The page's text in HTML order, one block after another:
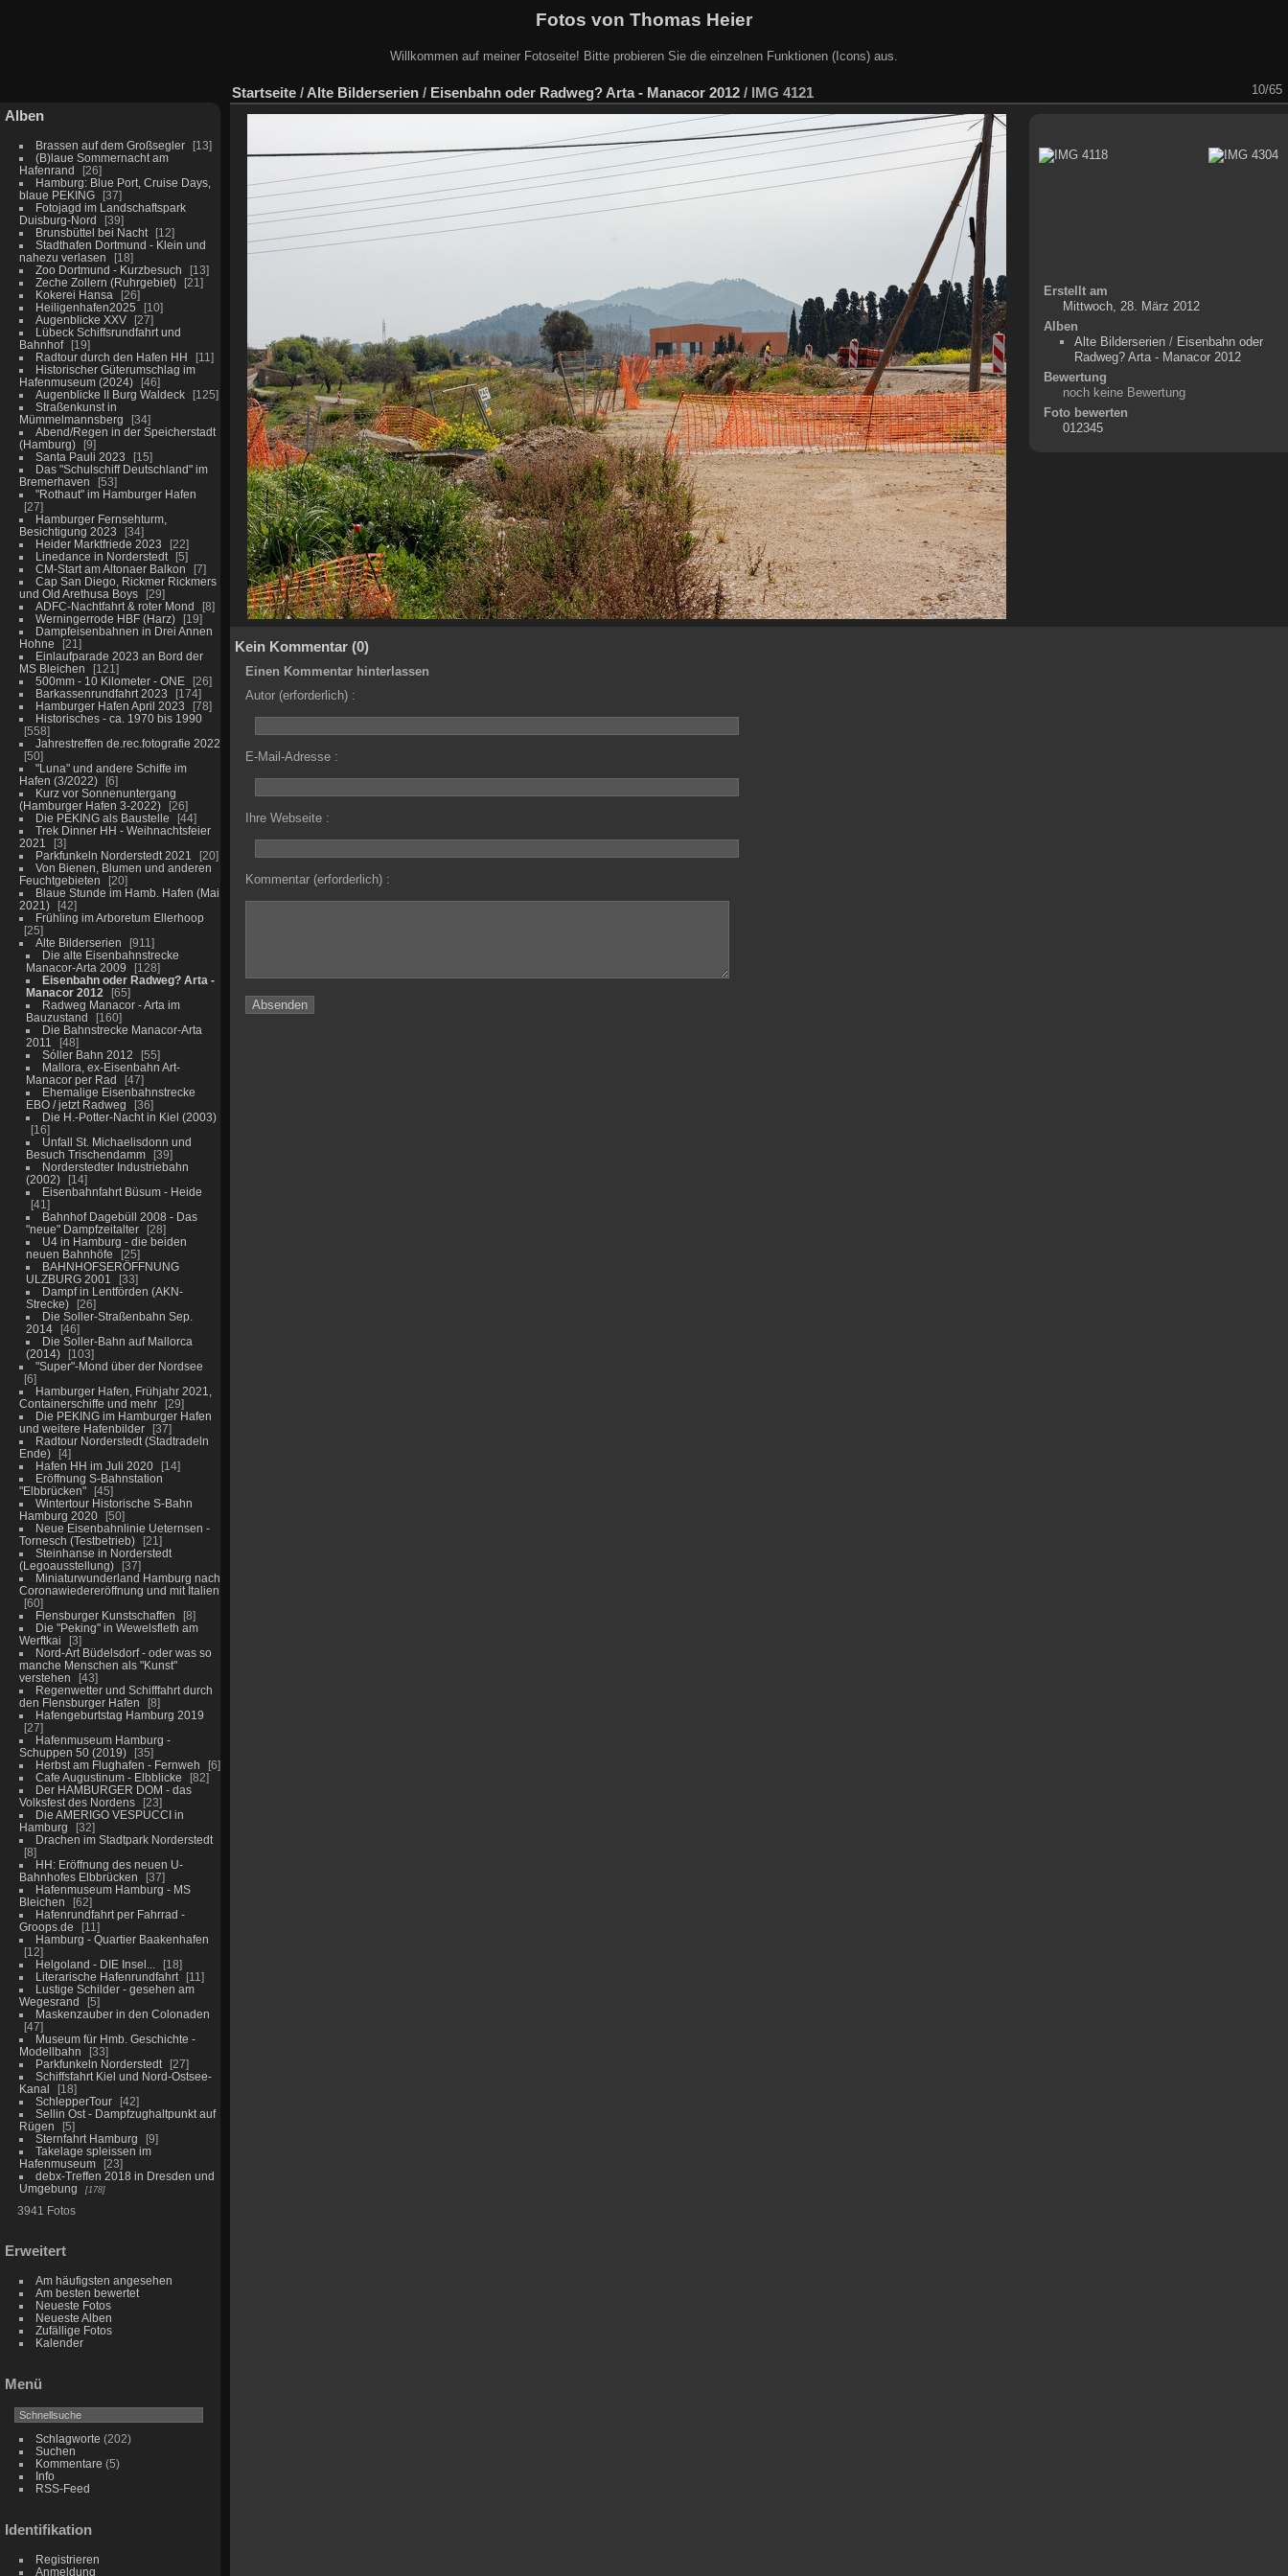
Fotos von Thomas Heier
Willkommen auf meiner Fotoseite! Bitte probieren Sie die einzelnen Funktionen (Icons) aus.
Alben
Brassen auf dem Großsegler
13
(B)laue Sommernacht am
Hafenrand
26
Hamburg: Blue Port, Cruise Days,
blaue PEKING
37
Fotojagd im Landschaftspark
Duisburg-Nord
39
Brunsbüttel bei Nacht
12
Stadthafen Dortmund - Klein und
nahezu verlasen
18
Zoo Dortmund - Kurzbesuch
13
Zeche Zollern (Ruhrgebiet)
21
Kokerei Hansa
26
Heiligenhafen2025
10
Augenblicke XXV
27
Lübeck Schiffsrundfahrt und
Bahnhof
19
Radtour durch den Hafen HH
11
Historischer Güterumschlag im
Hafenmuseum (2024)
46
Augenblicke II Burg Waldeck
125
Straßenkunst in
Mümmelmannsberg
34
Abend/Regen in der Speicherstadt
(Hamburg)
9
Santa Pauli 2023
15
Das "Schulschiff Deutschland" im
Bremerhaven
53
"Rothaut" im Hamburger Hafen
27
Hamburger Fernsehturm,
Besichtigung 2023
34
Heider Marktfriede 2023
22
Linedance in Norderstedt
5
CM-Start am Altonaer Balkon
7
Cap San Diego, Rickmer Rickmers
und Old Arethusa Boys
29
ADFC-Nachtfahrt & roter Mond
8
Werningerrode HBF (Harz)
19
Dampfeisenbahnen in Drei Annen
Hohne
21
Einlaufparade 2023 an Bord der
MS Bleichen
121
500mm - 10 Kilometer - ONE
26
Barkassenrundfahrt 2023
174
Hamburger Hafen April 2023
78
Historisches - ca. 1970 bis 1990
558
Jahrestreffen de.rec.fotografie 2022
50
"Luna" und andere Schiffe im
Hafen (3/2022)
6
Kurz vor Sonnenuntergang
(Hamburger Hafen 3-2022)
26
Die PEKING als Baustelle
44
Trek Dinner HH - Weihnachtsfeier
2021
3
Parkfunkeln Norderstedt 2021
20
Von Bienen, Blumen und anderen
Feuchtgebieten
20
Blaue Stunde im Hamb. Hafen (Mai
2021)
42
Frühling im Arboretum Ellerhoop
25
Alte Bilderserien
911
Die alte Eisenbahnstrecke
Manacor-Arta 2009
128
Eisenbahn oder Radweg? Arta -
Manacor 2012
65
Radweg Manacor - Arta im
Bauzustand
160
Die Bahnstrecke Manacor-Arta
2011
48
Sóller Bahn 2012
55
Mallora, ex-Eisenbahn Art-
Manacor per Rad
47
Ehemalige Eisenbahnstrecke
EBO / jetzt Radweg
36
Die H.-Potter-Nacht in Kiel (2003)
16
Unfall St. Michaelisdonn und
Besuch Trischendamm
39
Norderstedter Industriebahn
(2002)
14
Eisenbahnfahrt Büsum - Heide
41
Bahnhof Dagebüll 2008 - Das
"neue" Dampfzeitalter
28
U4 in Hamburg - die beiden
neuen Bahnhöfe
25
BAHNHOFSERÖFFNUNG
ULZBURG 2001
33
Dampf in Lentförden (AKN-
Strecke)
26
Die Soller-Straßenbahn Sep.
2014
46
Die Soller-Bahn auf Mallorca
(2014)
103
"Super"-Mond über der Nordsee
6
Hamburger Hafen, Frühjahr 2021,
Containerschiffe und mehr
29
Die PEKING im Hamburger Hafen
und weitere Hafenbilder
37
Radtour Norderstedt (Stadtradeln
Ende)
4
Hafen HH im Juli 2020
14
Eröffnung S-Bahnstation
"Elbbrücken"
45
Wintertour Historische S-Bahn
Hamburg 2020
50
Neue Eisenbahnlinie Ueternsen -
Tornesch (Testbetrieb)
21
Steinhanse in Norderstedt
(Legoausstellung)
37
Miniaturwunderland Hamburg nach
Coronawiedereröffnung und mit Italien
60
Flensburger Kunstschaffen
8
Die "Peking" in Wewelsfleth am
Werftkai
3
Nord-Art Büdelsdorf - oder was so
manche Menschen als "Kunst"
verstehen
43
Regenwetter und Schifffahrt durch
den Flensburger Hafen
8
Hafengeburtstag Hamburg 2019
27
Hafenmuseum Hamburg -
Schuppen 50 (2019)
35
Herbst am Flughafen - Fernweh
6
Cafe Augustinum - Elbblicke
82
Der HAMBURGER DOM - das
Volksfest des Nordens
23
Die AMERIGO VESPUCCI in
Hamburg
32
Drachen im Stadtpark Norderstedt
8
HH: Eröffnung des neuen U-
Bahnhofes Elbbrücken
37
Hafenmuseum Hamburg - MS
Bleichen
62
Hafenrundfahrt per Fahrrad -
Groops.de
11
Hamburg - Quartier Baakenhafen
12
Helgoland - DIE Insel...
18
Literarische Hafenrundfahrt
11
Lustige Schilder - gesehen am
Wegesrand
5
Maskenzauber in den Colonaden
47
Museum für Hmb. Geschichte -
Modellbahn
33
Parkfunkeln Norderstedt
27
Schiffsfahrt Kiel und Nord-Ostsee-
Kanal
18
SchlepperTour
42
Sellin Ost - Dampfzughaltpunkt auf
Rügen
5
Sternfahrt Hamburg
9
Takelage spleissen im
Hafenmuseum
23
debx-Treffen 2018 in Dresden und
Umgebung
178
3941 Fotos
Erweitert
Am häufigsten angesehen
Am besten bewertet
Neueste Fotos
Neueste Alben
Zufällige Fotos
Kalender
Menü
Schlagworte (202)
Suchen
Kommentare (5)
Info
RSS-Feed
Identifikation
Registrieren
Anmeldung
Startseite / Alte Bilderserien / Eisenbahn oder Radweg? Arta - Manacor 2012 / IMG 4121 10/65
Erstellt am
Mittwoch, 28. März 2012
Alben
Alte Bilderserien / Eisenbahn oder
Radweg? Arta - Manacor 2012
Bewertung
noch keine Bewertung
Foto bewerten
Kein Kommentar (0)
Einen Kommentar hinterlassen
Autor (erforderlich) :
E-Mail-Adresse :
Ihre Webseite :
Kommentar (erforderlich) :